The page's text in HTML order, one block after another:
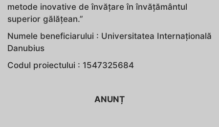
metode inovative de învățare în învățământul
superior gălățean.”
Numele beneficiarului : Universitatea Internațională
Danubius
Codul proiectului : 1547325684
ANUNȚ